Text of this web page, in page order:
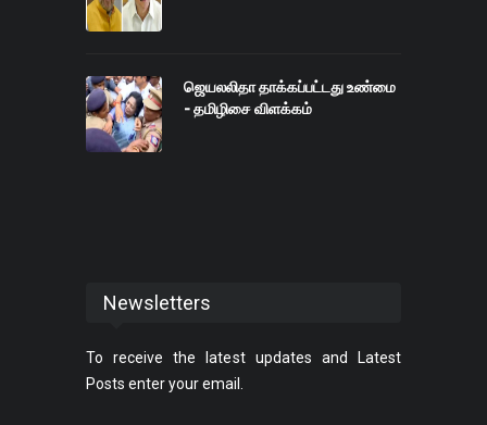
ஜெயலலிதா தாக்கப்பட்டது உண்மை
- தமிழிசை விளக்கம்
Newsletters
To receive the latest updates and Latest
Posts enter your email.